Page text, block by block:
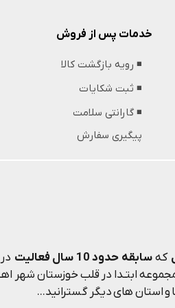
کهسابقه حدود 10 سال فعالیت
ابتـدا در قلب خوزستان شهر
استان های دیگر گسترانید...
خدمات پس از فروش
◾️ رویه بازگشت کالا
◾️ ثبت شکایات
◾️ گارانتی سلامت
پیگیری سفارش